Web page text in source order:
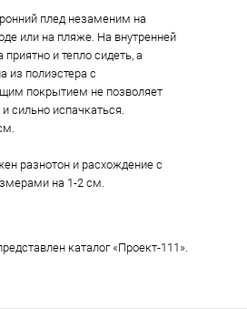
плед незаменим на
или на пляже. На внутренней
и тепло сидеть, а
из полиэстера с
покрытием не позволяет
сильно испачкаться.
разнотон и расхождение с
на 1-2 см.
каталог «Проект-111».